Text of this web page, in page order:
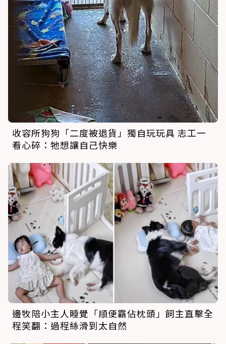
收容所狗狗「二度被退貨」獨自玩玩具 志工一
看心碎：牠想讓自己快樂
邊牧陪小主人睡覺「順便霸佔枕頭」飼主直擊全
程笑翻：過程絲滑到太自然